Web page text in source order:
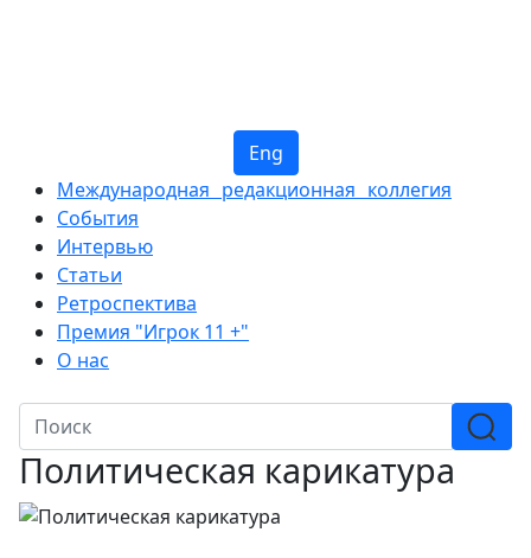
Eng
Международная редакционная коллегия
События
Интервью
Статьи
Ретроспектива
Премия "Игрок 11 +"
О нас
Политическая карикатура